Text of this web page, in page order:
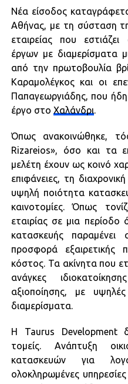
Νέα είσοδος
Αθήνας, με τη σύσταση
εταιρείας που
έργων με διαμερίσματα
από την πρωτοβουλία
Καραμολέγκος και οι
Παπαγεωργιάδης, που
έργο στο Χαλάνδρι.
Όπως ανακοινώθηκε,
Rizareios», όσο και τα
μελέτη έχουν ως κοινό
επιφάνειες, τη
υψηλή ποιότητα
καινοτομίες. Όπως
εταιρίας σε μια
κατασκευής παραμένει
προσφορά εξαιρετικής
κόστος. Τα ακίνητα που
ανάγκες
αξιοποίησης, με
διαμερίσματα.
Η Taurus Development
τομείς. Ανάπτυξη
κατασκευών για
ολοκληρωμένες